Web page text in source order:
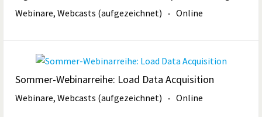
Webinare, Webcasts (aufgezeichnet) Online
Sommer-Webinarreihe: Load Data Acquisition
Webinare, Webcasts (aufgezeichnet) Online